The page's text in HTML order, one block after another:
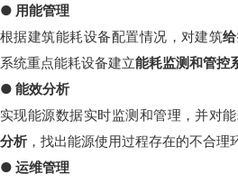
● 用能管理
根据建筑能耗设备配置情况，对建筑
系统重点能耗设备建立能耗监测和管控
● 能效分析
实现能源数据实时监测和管理，并对
分析 ，找出能源使用过程存在的不合理
● 运维管理